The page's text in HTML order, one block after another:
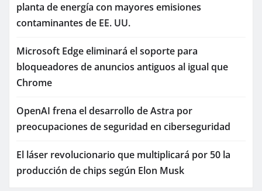
planta de energía con mayores emisiones
contaminantes de EE. UU.
Microsoft Edge eliminará el soporte para
bloqueadores de anuncios antiguos al igual que
Chrome
OpenAI frena el desarrollo de Astra por
preocupaciones de seguridad en ciberseguridad
El láser revolucionario que multiplicará por 50 la
producción de chips según Elon Musk